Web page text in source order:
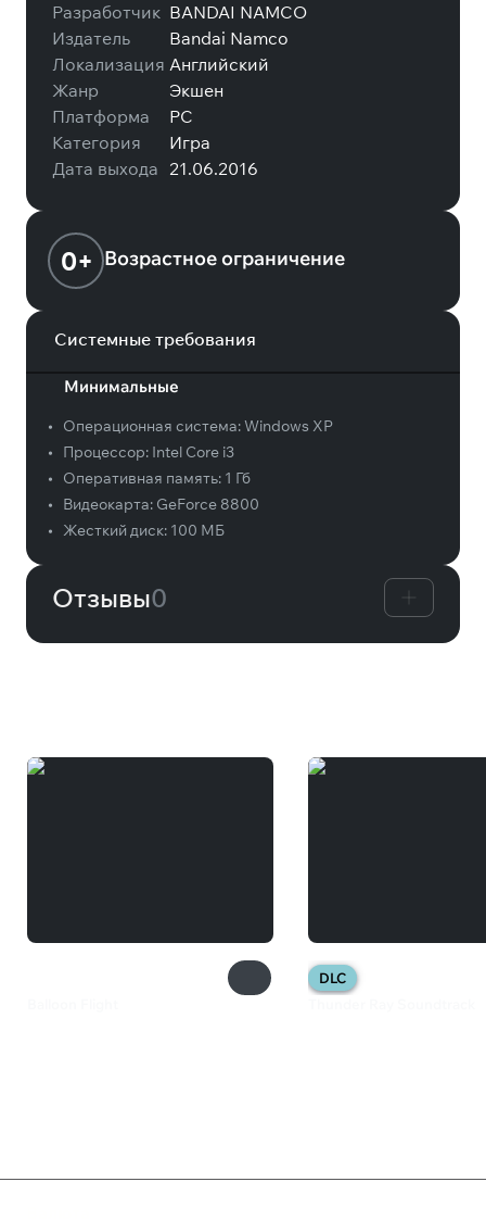
Разработчик BANDAI NAMCO
Издатель
Bandai Namco
Локализация Английский
Жанр
Экшен
Платформа
PC
Категория
Игра
Дата выхода 21.06.2016
0+ Возрастное ограничение
Системные требования
Минимальные
• Операционная система:Windows XP
•
Процессор: Intel Core i3
•
Оперативная память: 1 Гб
•
Видеокарта: GeForce 8800
•
Жесткий диск: 100 МБ
Отзывы0
DLC